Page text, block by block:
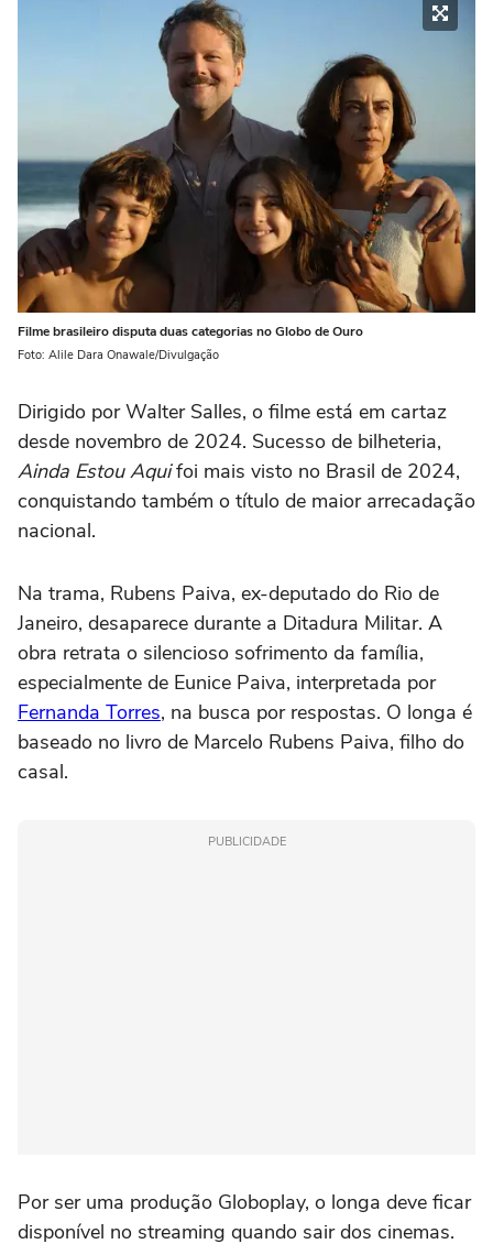
Filme brasileiro disputa duas categorias no Globo de Ouro
Foto: Alile Dara Onawale/Divulgação
Dirigido por Walter Salles, o filme está em cartaz
desde novembro de 2024. Sucesso de bilheteria,
Ainda Estou Aquifoi mais visto no Brasil de 2024,
conquistando também o título de maior arrecadação
nacional.
Na trama, Rubens Paiva, ex-deputado do Rio de
Janeiro, desaparece durante a Ditadura Militar. A
obra retrata o silencioso sofrimento da família,
especialmente de Eunice Paiva, interpretada por
Fernanda Torres, na busca por respostas. O longa é
baseado no livro de Marcelo Rubens Paiva, filho do
casal.
PUBLICIDADE
Por ser uma produção Globoplay, o longa deve ficar
disponível no streaming quando sair dos cinemas.